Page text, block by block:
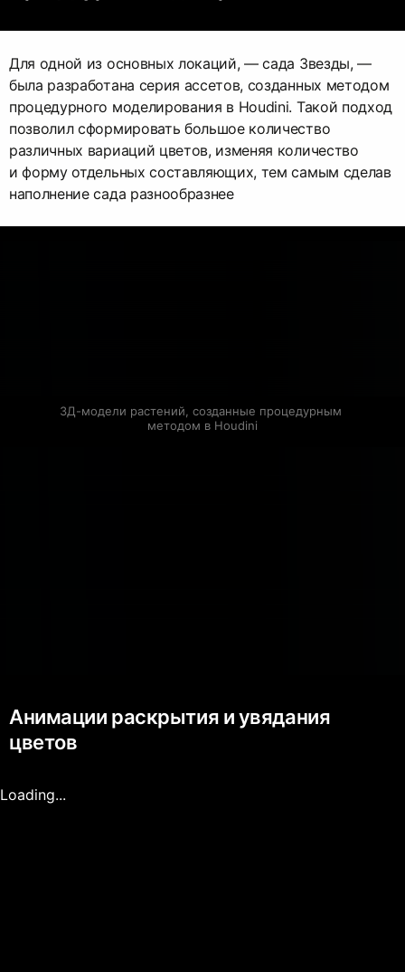
Для одной из основных локаций, — сада Звезды, —
была разработана серия ассетов, созданных методом
процедурного моделирования в Houdini. Такой подход
позволил сформировать большое количество
различных вариаций цветов, изменяя количество
и форму отдельных составляющих, тем самым сделав
наполнение сада разнообразнее
3Д-модели растений, созданные процедурным
методом в Houdini
Анимации раскрытия и увядания
цветов
Loading...